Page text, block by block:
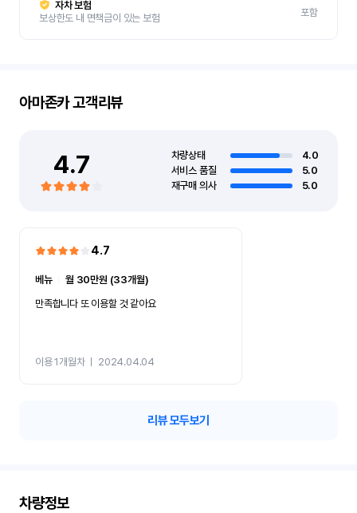
자차 보험
보상한도 내 면책금이 있는 보험
포함
아마존카고객리뷰
4.7 차량상태
4.0
서비스 품질
5.0
재구매 의사
5.0
4.7
베뉴ㅣ월 30만원 (33개월)
만족합니다 또 이용할 것 같아요
이용 1개월차ㅣ 2024.04.04
리뷰 모두보기
차량정보